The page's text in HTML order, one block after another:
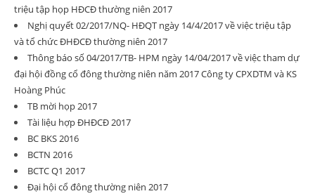
triệu tập họp HĐCĐ thường niên 2017
Nghị quyết 02/2017/NQ- HĐQT ngày 14/4/2017 về việc triệu tập
và tổ chức ĐHĐCĐ thường niên 2017
Thông báo số 04/2017/TB- HPM ngày 14/04/2017 về việc tham dự
đại hội đồng cổ đông thường niên năm 2017 Công ty CPXDTM và KS
Hoàng Phúc
TB mời họp 2017
Tài liệu hợp ĐHĐCĐ 2017
BC BKS 2016
BCTN 2016
BCTC Q1 2017
Đại hội cổ đông thường niên 2017